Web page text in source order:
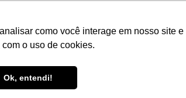
como você interage em nosso site
o uso de cookies.
Ok, entendi!